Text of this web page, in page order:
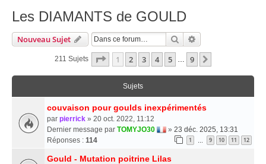
Les DIAMANTS de GOULD
Nouveau Sujet Rechercher
211 Sujets Page 1Sur
1 2 3 4 5 9
Sujets
couvaison pour goulds inexpérimentés
par pierrick » 20 oct. 2022, 11:12
Dernier message par TOMYJO30 » 23 déc. 2025, 13:31
Réponses : 114 1 … 9 10 11 12
Gould - Mutation poitrine Lilas